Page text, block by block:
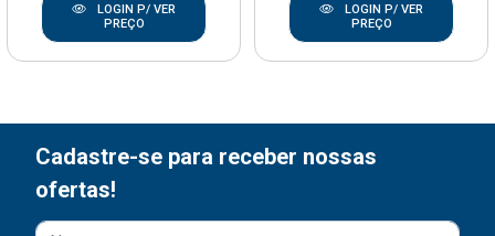
LOGIN P/ VER
PREÇO
LOGIN P/ VER
PREÇO
Cadastre-se para receber nossas
ofertas!